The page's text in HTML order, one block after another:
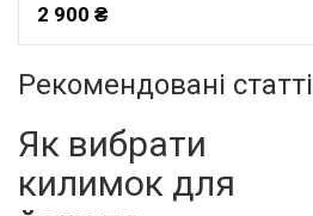
2 900 ₴
Рекомендовані статті
Як вибрати
килимок для